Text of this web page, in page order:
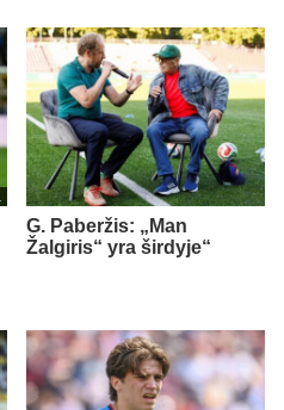
G. Paberžis: „Man
Žalgiris“ yra širdyje“